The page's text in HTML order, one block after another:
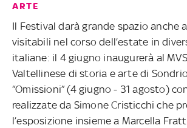
ARTE
Il Festival darà grande spazio anche
visitabili nel corso dell’estate in
italiane: il 4 giugno inaugurerà al
Valtellinese di storia e arte di
“Omissioni” (4 giugno - 31 agosto)
realizzate da Simone Cristicchi che
l’esposizione insieme a Marcella